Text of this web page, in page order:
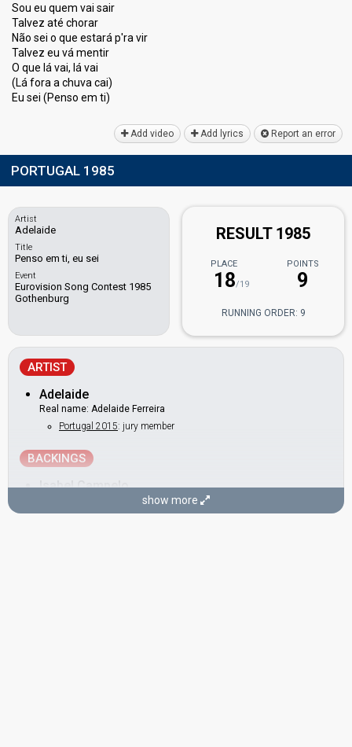
Sou eu quem vai sair
Talvez até chorar
Não sei o que estará p'ra vir
Talvez eu vá mentir
O que lá vai, lá vai
(Lá fora a chuva cаi)
Eu sei (Penѕo em ti)
Add video Add lyrics Report an error
PORTUGAL 1985
Artist
Adelaide
Title
Penso em ti, eu sei
Event
Eurovision Song Contest 1985
Gothenburg
RESULT 1985
PLACE
18/19
POINTS
9
RUNNING ORDER: 9
ARTIST
Adelaide
Real name: Adelaide Ferreira
Portugal 2015: jury member
BACKINGS
Isabel Campelo
show more